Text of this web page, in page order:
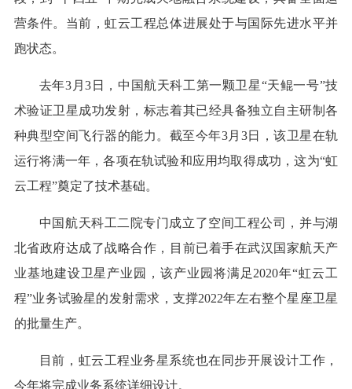
营条件。当前，虹云工程总体进展处于与国际先进水平并
跑状态。
去年3月3日，中国航天科工第一颗卫星“天鲲一号”技
术验证卫星成功发射，标志着其已经具备独立自主研制各
种典型空间飞行器的能力。截至今年3月3日，该卫星在轨
运行将满一年，各项在轨试验和应用均取得成功，这为“虹
云工程”奠定了技术基础。
中国航天科工二院专门成立了空间工程公司，并与湖
北省政府达成了战略合作，目前已着手在武汉国家航天产
业基地建设卫星产业园，该产业园将满足2020年“虹云工
程”业务试验星的发射需求，支撑2022年左右整个星座卫星
的批量生产。
目前，虹云工程业务星系统也在同步开展设计工作，
今年将完成业务系统详细设计。